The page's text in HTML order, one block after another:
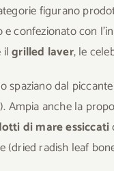
figurano
confezionato con
ilgrilled laver, le
spaziano dal
Ampia anche la
di mare essiccati
(dried radish leaf